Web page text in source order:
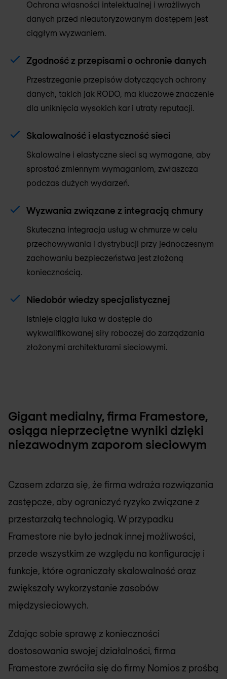
Ochrona własności intelektualnej i wrażliwych
danych przed nieautoryzowanym dostępem jest
ciągłym wyzwaniem.
Zgodność z przepisami o ochronie danych
Przestrzeganie przepisów dotyczących ochrony
danych, takich jak RODO, ma kluczowe znaczenie
dla uniknięcia wysokich kar i utraty reputacji.
Skalowalność i elastyczność sieci
Skalowalne i elastyczne sieci są wymagane, aby
sprostać zmiennym wymaganiom, zwłaszcza
podczas dużych wydarzeń.
Wyzwania związane z integracją chmury
Skuteczna integracja usług w chmurze w celu
przechowywania i dystrybucji przy jednoczesnym
zachowaniu bezpieczeństwa jest złożoną
koniecznością.
Niedobór wiedzy specjalistycznej
Istnieje ciągła luka w dostępie do
wykwalifikowanej siły roboczej do zarządzania
złożonymi architekturami sieciowymi.
Gigant medialny, firma Framestore,
osiąga nieprzeciętne wyniki dzięki
niezawodnym zaporom sieciowym
Czasem zdarza się, że firma wdraża rozwiązania
zastępcze, aby ograniczyć ryzyko związane z
przestarzałą technologią. W przypadku
Framestore nie było jednak innej możliwości,
przede wszystkim ze względu na konfigurację i
funkcje, które ograniczały skalowalność oraz
zwiększały wykorzystanie zasobów
międzysieciowych.
Zdając sobie sprawę z konieczności
dostosowania swojej działalności, firma
Framestore zwróciła się do firmy Nomios z prośbą